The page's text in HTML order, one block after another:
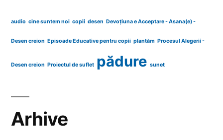
audio cine suntem noi copii desen Devoțiuna e Acceptare - Asana(e) -
Desen creion Episoade Educative pentru copii plantăm Procesul Alegerii -
Desen creion Proiectul de suflet pădure sunet
Arhive